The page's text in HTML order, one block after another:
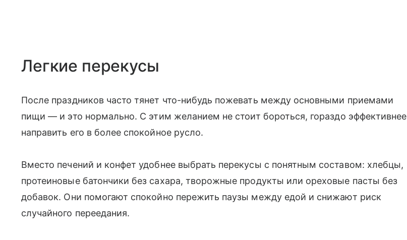
Легкие перекусы
После праздников часто тянет что-нибудь пожевать между основными приемами
пищи — и это нормально. С этим желанием не стоит бороться, гораздо эффективнее
направить его в более спокойное русло.
Вместо печений и конфет удобнее выбрать перекусы с понятным составом: хлебцы,
протеиновые батончики без сахара, творожные продукты или ореховые пасты без
добавок. Они помогают спокойно пережить паузы между едой и снижают риск
случайного переедания.